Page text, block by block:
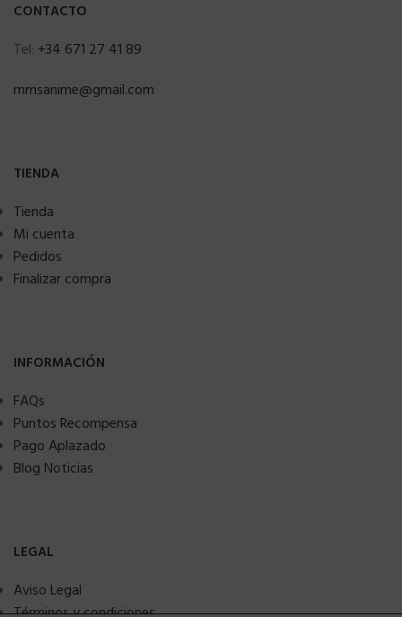
CONTACTO
Tel: +34 671 27 41 89
mmsanime@gmail.com
TIENDA
Tienda
Mi cuenta
Pedidos
Finalizar compra
INFORMACIÓN
FAQs
Puntos Recompensa
Pago Aplazado
Blog Noticias
LEGAL
Aviso Legal